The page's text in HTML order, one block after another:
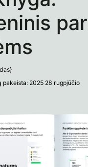
pakeista: 2025 28 rugpjūčio